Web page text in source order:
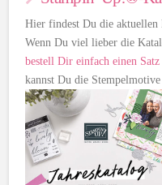
Hier findest Du die aktuellen
Wenn Du viel lieber die
bestell Dir einfach einen
kannst Du die